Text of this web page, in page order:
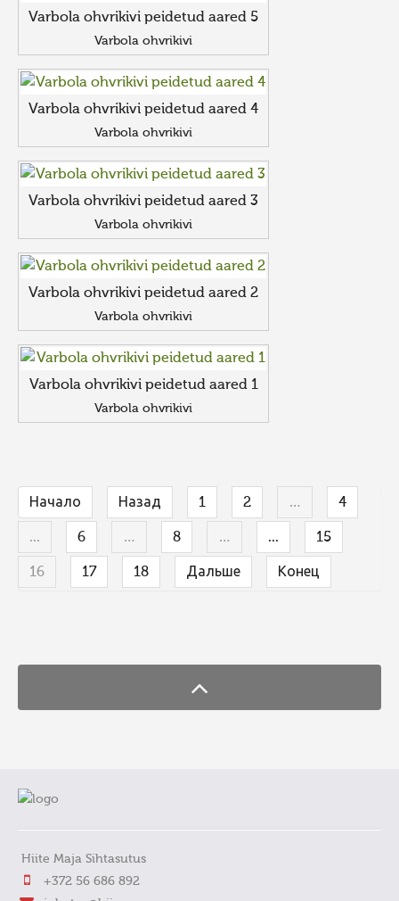
Varbola ohvrikivi peidetud aared 5
Varbola ohvrikivi
Varbola ohvrikivi peidetud aared 4
Varbola ohvrikivi
Varbola ohvrikivi peidetud aared 3
Varbola ohvrikivi
Varbola ohvrikivi peidetud aared 2
Varbola ohvrikivi
Varbola ohvrikivi peidetud aared 1
Varbola ohvrikivi
Начало Назад 1 2 … 4
... 6 … 8 … ... 15
16 17 18 Дальше Конец
Hiite Maja Sihtasutus
+372 56 686 892